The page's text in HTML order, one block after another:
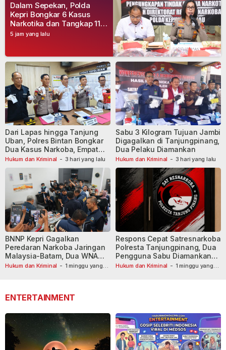
5 jam yang lalu
Dalam Sepekan, Polda
Kepri Bongkar 6 Kasus
Narkotika dan Tangkap 11
Tersangka
Hukum dan Kriminal - 3 hari yang lalu
Dari Lapas hingga Tanjung
Uban, Polres Bintan Bongkar
Dua Kasus Narkoba, Empat
Tersangka Dibekuk
Hukum dan Kriminal - 3 hari yang lalu
Sabu 3 Kilogram Tujuan Jambi
Digagalkan di Tanjungpinang,
Dua Pelaku Diamankan
Hukum dan Kriminal - 1 minggu yang
BNNP Kepri Gagalkan
Peredaran Narkoba Jaringan
Malaysia-Batam, Dua WNA
Masih Diburu
Hukum dan Kriminal - 1 minggu yang
Respons Cepat Satresnarkoba
Polresta Tanjungpinang, Dua
Pengguna Sabu Diamankan
Usai Dilaporkan ke Call Center
ENTERTAINMENT